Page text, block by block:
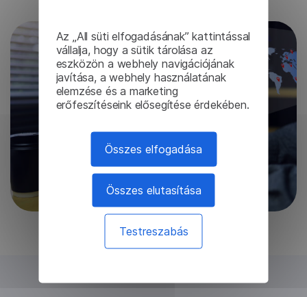
Az „All süti elfogadásának” kattintással
vállalja, hogy a sütik tárolása az
eszközön a webhely navigációjának
javítása, a webhely használatának
elemzése és a marketing
erőfeszítéseink elősegítése érdekében.
Összes elfogadása
Összes elutasítása
Testreszabás